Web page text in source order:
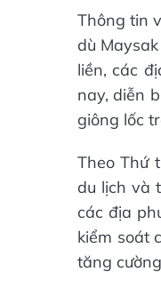
Thông tin
dù
liền, các
nay, diễn
giông lốc
Theo Thứ
du lịch và
các địa
kiểm soát
tăng